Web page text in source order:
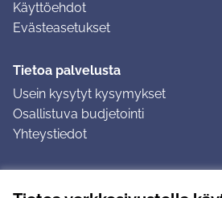
Käyttöehdot
Evästeasetukset
Tietoa palvelusta
Usein kysytyt kysymykset
Osallistuva budjetointi
Yhteystiedot